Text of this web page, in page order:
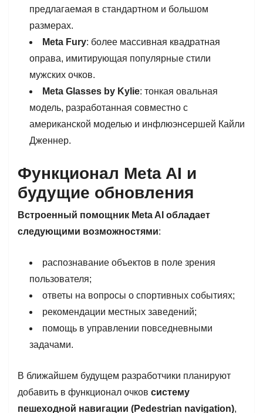
предлагаемая в стандартном и большом
размерах.
Meta Fury: более массивная квадратная
оправа, имитирующая популярные стили
мужских очков.
Meta Glasses by Kylie: тонкая овальная
модель, разработанная совместно с
американской моделью и инфлюэнсершей Кайли
Дженнер.
Функционал Meta AI и
будущие обновления
Встроенный помощник Meta AI обладает
следующими возможностями:
распознавание объектов в поле зрения
пользователя;
ответы на вопросы о спортивных событиях;
рекомендации местных заведений;
помощь в управлении повседневными
задачами.
В ближайшем будущем разработчики планируют
добавить в функционал очков систему
пешеходной навигации (Pedestrian navigation),